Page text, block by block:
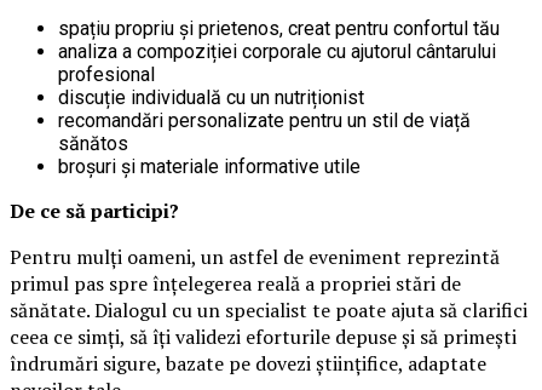
spațiu propriu și prietenos, creat pentru confortul tău
analiza a compoziției corporale cu ajutorul cântarului
profesional
discuție individuală cu un nutriționist
recomandări personalizate pentru un stil de viață
sănătos
broșuri și materiale informative utile
De ce să participi?
Pentru mulți oameni, un astfel de eveniment reprezintă
primul pas spre înțelegerea reală a propriei stări de
sănătate. Dialogul cu un specialist te poate ajuta să clarifici
ceea ce simți, să îți validezi eforturile depuse și să primești
îndrumări sigure, bazate pe dovezi științifice, adaptate